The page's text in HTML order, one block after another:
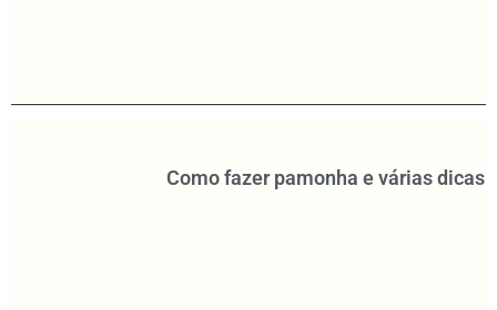
Como fazer pamonha e várias dicas